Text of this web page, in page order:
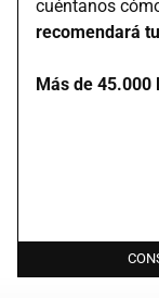
cuéntanos
recomendará
Más de 45.000